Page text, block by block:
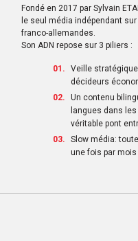
Fondé en 2017 par Sylvain
le seul média indépendant
franco-allemandes.
Son ADN repose sur 3 piliers :
Veille
décideurs
Un contenu
langues dans
véritable pont
Slow média:
une fois par